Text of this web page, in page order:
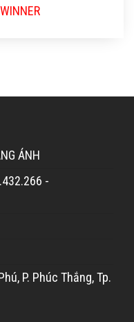
ÁNH
-
P. Phúc Thắng, Tp.